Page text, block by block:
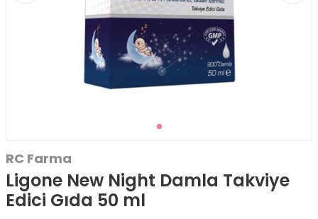
RC Farma
Ligone New Night Damla Takviye
Edici Gıda 50 ml